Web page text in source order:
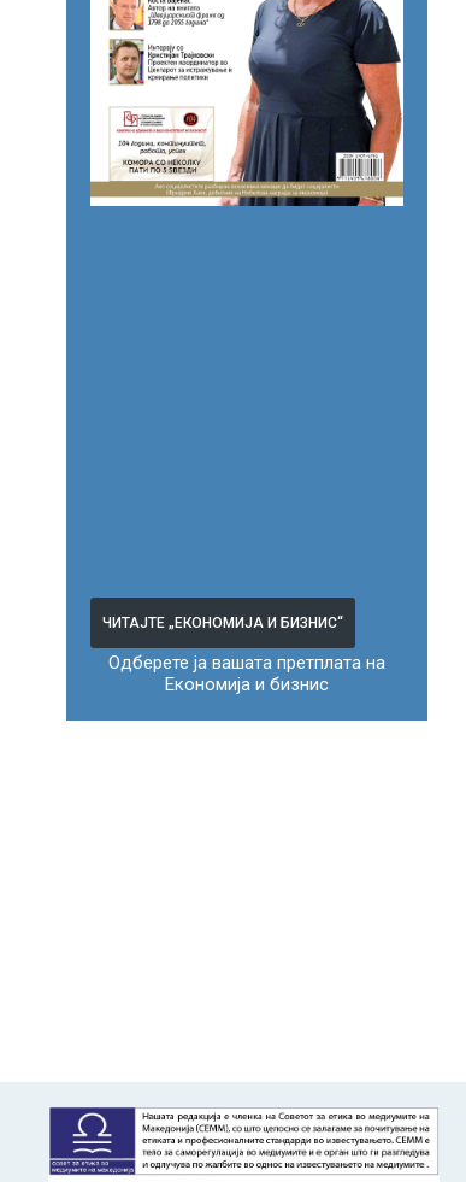
ЧИТАЈТЕ „ЕКОНОМИЈА И БИЗНИС“
Одберете ја вашата претплата на
Економија и бизнис